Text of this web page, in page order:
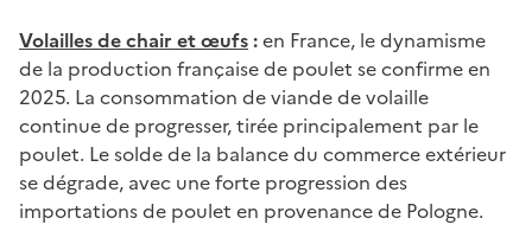
Volailles de chair et œufs:en France, le dynamisme
de la production française de poulet se confirme en
2025. La consommation de viande de volaille
continue de progresser, tirée principalement par le
poulet. Le solde de la balance du commerce extérieur
se dégrade, avec une forte progression des
importations de poulet en provenance de Pologne.